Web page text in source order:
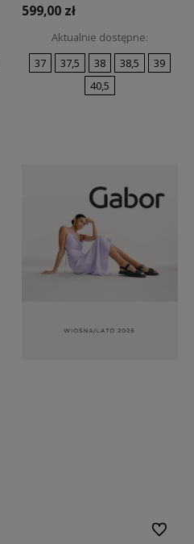
599,00 zł
Aktualnie dostępne:
37
37,5 38 38,5
39
40,5
Do